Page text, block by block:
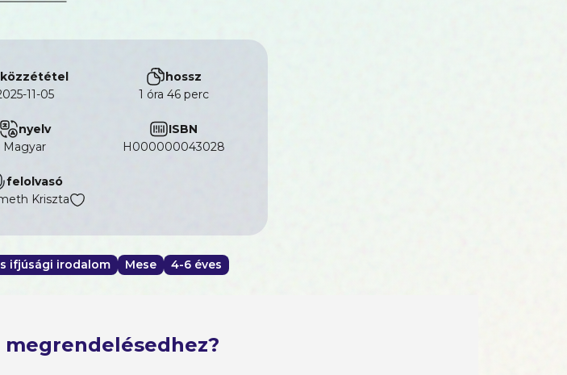
nagy ködben hogyan találnak egy falu széli
hangja által oda képzelhetjük
örülhetünk, vagy éppen izgulhatunk, ha
közzététel
11-05
hossz
1 óra 46 perc
nyelv
magyar
ISBN
H000000043028
felolvasó
Kriszta
ifjúsági irodalom Mese
4-6 éves
megrendelésedhez?